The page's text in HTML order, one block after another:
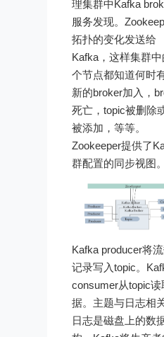
理集群中Kafka
服务发现。
拓扑的变化发送给
Kafka，这样集群
个节点都知道何时
新的broker加入，
死亡，topic被删除
被添加，等等。
Zookeeper提供了
群配置的同步视图。
Kafka producer将
记录写入topic。
consumer从topic读
据。主题与日志相
日志是磁盘上的数